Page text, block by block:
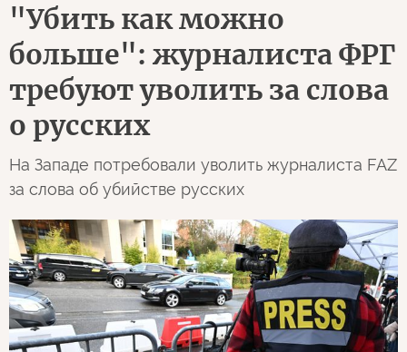
"Убить как можно
больше": журналиста ФРГ
требуют уволить за слова
о русских
На Западе потребовали уволить журналиста FAZ
за слова об убийстве русских